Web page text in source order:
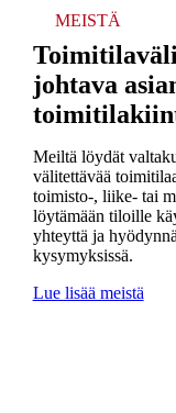
MEISTÄ
johtava
Meiltä löydät
välitettävää
toimisto-, liike- tai
löytämään tiloille
yhteyttä ja
kysymyksissä.
Lue lisää meistä